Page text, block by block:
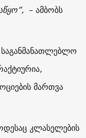
”, – ამბობს
საგანმანათლებლო
,
მართვა
კლასელების